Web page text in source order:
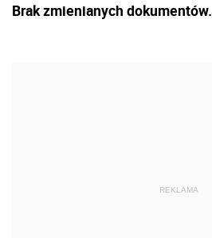
Brak zmienianych dokumentów.